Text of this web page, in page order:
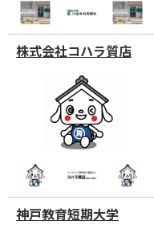
株式会社コハラ質店
神戸教育短期大学